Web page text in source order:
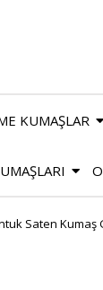
KUMAŞLAR
Saten Kumaş